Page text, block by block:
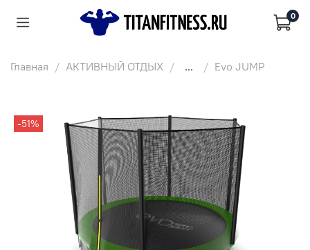
0
Главная АКТИВНЫЙ ОТДЫХ ... Evo JUMP
-51%